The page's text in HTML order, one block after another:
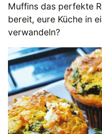
Muffins das perfekte
bereit, eure Küche in
verwandeln?